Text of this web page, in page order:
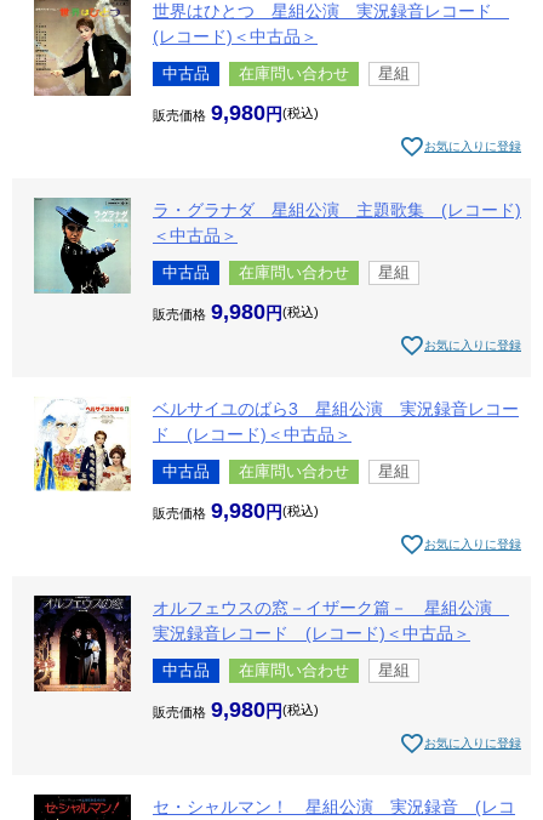
世界はひとつ 星組公演 実況録音レコード
(レコード)＜中古品＞
中古品 在庫問い合わせ 星組
販売価格 9,980 税込
お気に入りに登録
ラ・グラナダ 星組公演 主題歌集 (レコード)
＜中古品＞
中古品 在庫問い合わせ 星組
販売価格 9,980 税込
お気に入りに登録
ベルサイユのばら3 星組公演 実況録音レコー
ド (レコード)＜中古品＞
中古品 在庫問い合わせ 星組
販売価格 9,980 税込
お気に入りに登録
オルフェウスの窓－イザーク篇－ 星組公演
実況録音レコード (レコード)＜中古品＞
中古品 在庫問い合わせ 星組
販売価格 9,980 税込
お気に入りに登録
セ・シャルマン！ 星組公演 実況録音 (レコ